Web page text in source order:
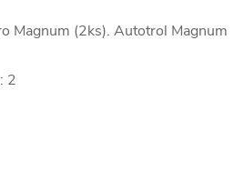
Magnum (2ks). Autotrol Magnum
2